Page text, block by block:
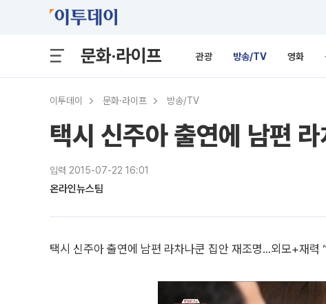
문화·라이프 관광 방송/TV 영화
이투데이 문화·라이프 방송/TV
택시 신주아 출연에 남편
입력 2015-07-22 16:01
온라인뉴스팀
택시 신주아 출연에 남편 라차나쿤 집안 재조명...외모+재력